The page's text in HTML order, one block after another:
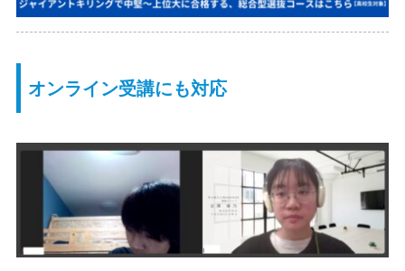
オンライン受講にも対応